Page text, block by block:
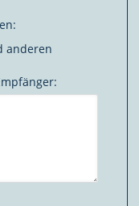
anderen